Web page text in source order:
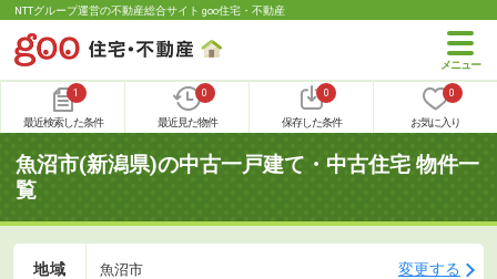
NTTグループ運営の不動産総合サイト goo住宅・不動産
1
最近検索した条件
0
最近見た物件
0
保存した条件
0
お気に入り
魚沼市(新潟県)の中古一戸建て・中古住宅 物件一
覧
地域 魚沼市 変更する